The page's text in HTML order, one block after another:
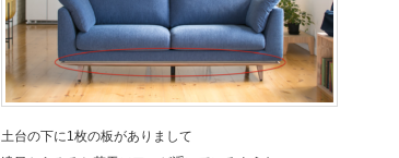
土台の下に1枚の板がありまして